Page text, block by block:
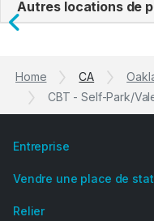
Autres locations de
Previous
Home CA
CBT - Self-Park/
Entreprise
Vendre une place de
Relier